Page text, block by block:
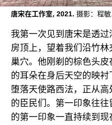
联系我们
关注我们
唐宋在工作室, 2021. 摄影：程敏.
我第一次见到唐宋是透
房顶上，望着我们沿竹
巢穴。他刚剃的棕色头
的耳朵在身后天空的映
堕落天使路西法，正从
的臣民们。第一印象往
的第一印象一直持续到